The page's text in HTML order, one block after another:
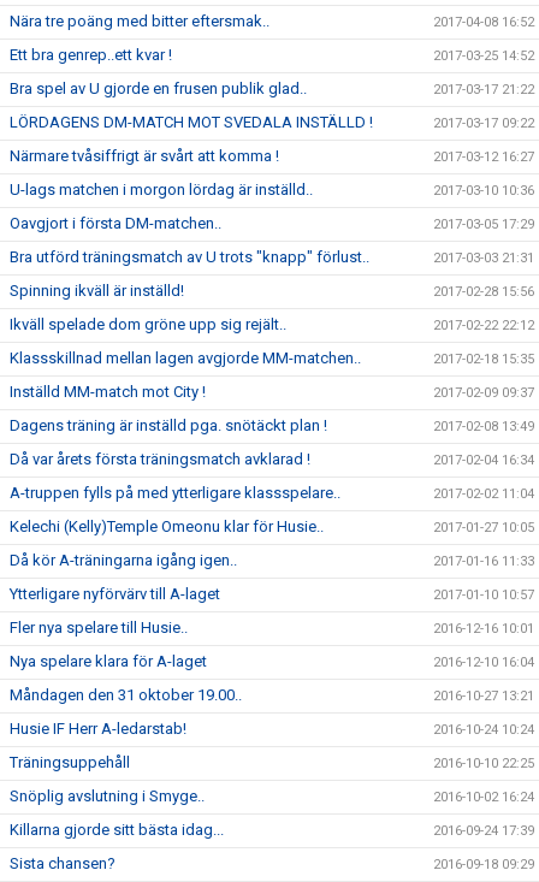
Nära tre poäng med bitter eftersmak.. 2017-04-08 16:52
Ett bra genrep..ett kvar ! 2017-03-25 14:52
Bra spel av U gjorde en frusen publik glad.. 2017-03-17 21:22
LÖRDAGENS DM-MATCH MOT SVEDALA INSTÄLLD ! 2017-03-17 09:22
Närmare tvåsiffrigt är svårt att komma ! 2017-03-12 16:27
U-lags matchen i morgon lördag är inställd.. 2017-03-10 10:36
Oavgjort i första DM-matchen.. 2017-03-05 17:29
Bra utförd träningsmatch av U trots "knapp" förlust.. 2017-03-03 21:31
Spinning ikväll är inställd! 2017-02-28 15:56
Ikväll spelade dom gröne upp sig rejält.. 2017-02-22 22:12
Klassskillnad mellan lagen avgjorde MM-matchen.. 2017-02-18 15:35
Inställd MM-match mot City ! 2017-02-09 09:37
Dagens träning är inställd pga. snötäckt plan ! 2017-02-08 13:49
Då var årets första träningsmatch avklarad ! 2017-02-04 16:34
A-truppen fylls på med ytterligare klassspelare.. 2017-02-02 11:04
Kelechi (Kelly)Temple Omeonu klar för Husie.. 2017-01-27 10:05
Då kör A-träningarna igång igen.. 2017-01-16 11:33
Ytterligare nyförvärv till A-laget 2017-01-10 10:57
Fler nya spelare till Husie.. 2016-12-16 10:01
Nya spelare klara för A-laget 2016-12-10 16:04
Måndagen den 31 oktober 19.00.. 2016-10-27 13:21
Husie IF Herr A-ledarstab! 2016-10-24 10:24
Träningsuppehåll 2016-10-10 22:25
Snöplig avslutning i Smyge.. 2016-10-02 16:24
Killarna gjorde sitt bästa idag... 2016-09-24 17:39
Sista chansen? 2016-09-18 09:29